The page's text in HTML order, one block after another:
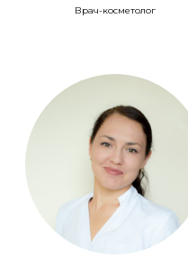
Врач-косметолог